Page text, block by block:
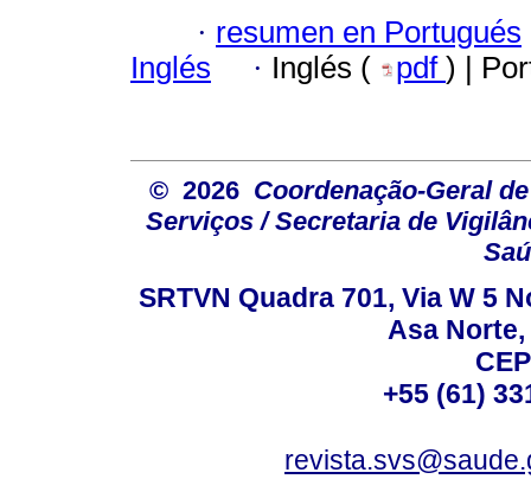
· resumen en Portugués
Inglés
· Inglés ( pdf ) |
© 2026 Coordenação-Geral
Serviços / Secretaria de
SRTVN Quadra 701, Via W 5
Asa
+55 (61)